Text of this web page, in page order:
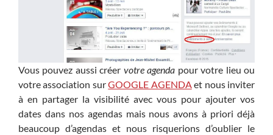
Vous pouvez aussi créer votre agenda pour votre lieu ou
votre association surGOOGLE AGENDAet nous inviter
à en partager la visibilité avec vous pour ajouter vos
dates dans nos agendas mais nous avons à priori déjà
beaucoup d’agendas et nous risquerions d’oublier le